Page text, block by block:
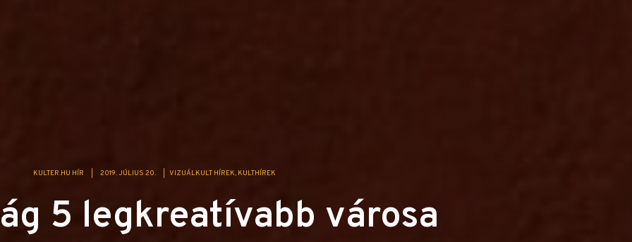
KULTER.HU HÍR 2019. JÚLIUS 20. VIZUÁLKULT HÍREK KULTHÍREK
5 legkreatívabb városa